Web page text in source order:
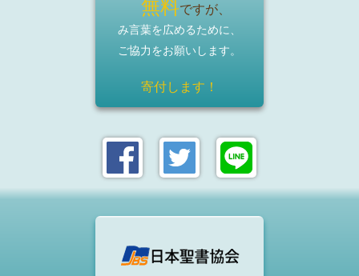
無料ですが、
み言葉を広めるために、
ご協力をお願いします。
寄付します！